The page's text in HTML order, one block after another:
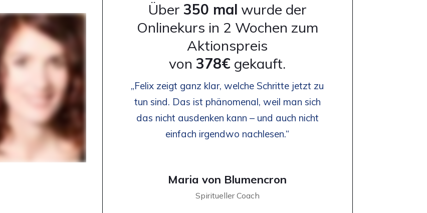
Über 350 mal wurde der
Onlinekurs in 2 Wochen zum
Aktionspreis
von378€ gekauft.
„Felix zeigt ganz klar, welche Schritte jetzt zu
tun sind. Das ist phänomenal, weil man sich
das nicht ausdenken kann – und auch nicht
einfach irgendwo nachlesen.“
Maria von Blumencron
Spiritueller Coach